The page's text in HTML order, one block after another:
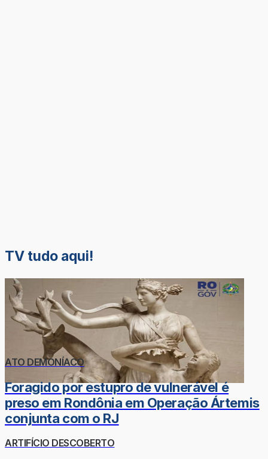
TV tudo aqui!
ATO DEMONÍACO
Foragido por estupro de vulnerável é
preso em Rondônia em Operação Ártemis
conjunta com o RJ
ARTIFÍCIO DESCOBERTO